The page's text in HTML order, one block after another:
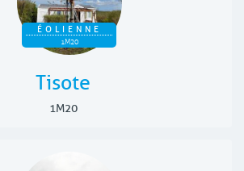
ÉOLIENNE
1M20
Tisote
1M20